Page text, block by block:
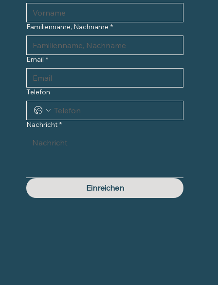
Familienname, Nachname *
Email *
Telefon
Nachricht *
Einreichen